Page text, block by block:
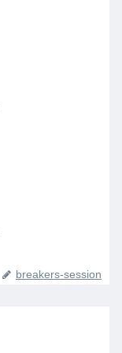
breakers-session